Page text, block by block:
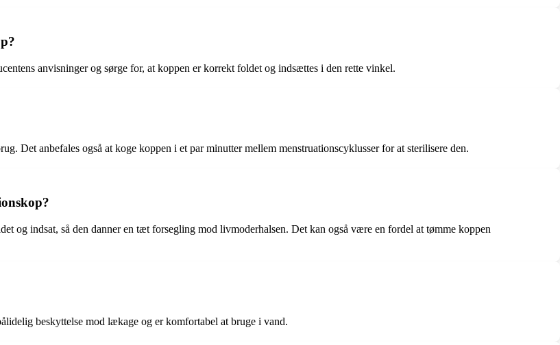
anvisninger og sørge for, at koppen er korrekt foldet og indsættes i den rette vinkel.
Det anbefales også at koge koppen i et par minutter mellem menstruationscyklusser for at sterilisere den.
og indsat, så den danner en tæt forsegling mod livmoderhalsen. Det kan også være en fordel at tømme koppen
beskyttelse mod lækage og er komfortabel at bruge i vand.